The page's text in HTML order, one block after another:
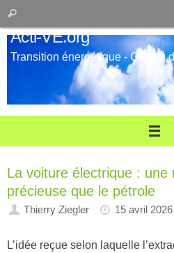
Passer
au
contenu
pour
:
Rechercher
Acti-VE.org
Transition énergétique - Qualité
La voiture électrique : une
précieuse que le pétrole
Thierry Ziegler 15 avril 2026
L’idée reçue selon laquelle